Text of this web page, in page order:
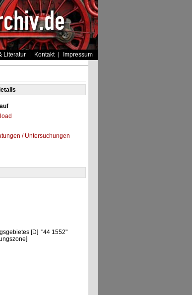
Literatur Kontakt Impressum
/ Untersuchungen
[D] "44 1552"